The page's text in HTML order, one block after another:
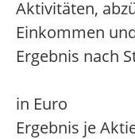
Aktivitäten,
Einkommen
Ergebnis nach
in Euro
Ergebnis je